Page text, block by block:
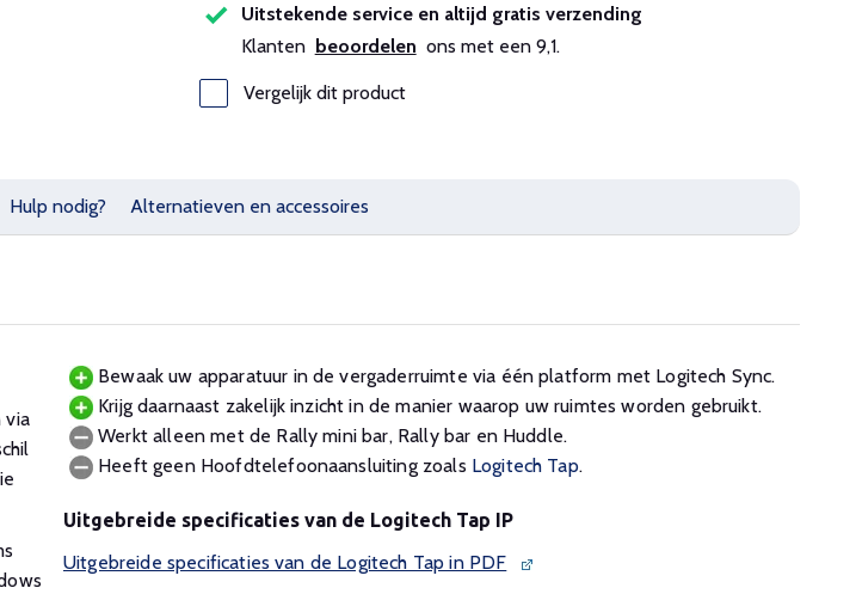
Uitstekende service en altijd gratis verzending
Klanten beoordelen ons met een 9,1.
Vergelijk dit product
Hulp nodig? Alternatieven en accessoires
via
Bewaak uw apparatuur in de vergaderruimte via één platform met Logitech Sync.
Krijg daarnaast zakelijk inzicht in de manier waarop uw ruimtes worden gebruikt.
Werkt alleen met de Rally mini bar, Rally bar en Huddle.
Heeft geen Hoofdtelefoonaansluiting zoals Logitech Tap.
Uitgebreide specificaties van de Logitech Tap IP
Uitgebreide specificaties van de Logitech Tap in PDF